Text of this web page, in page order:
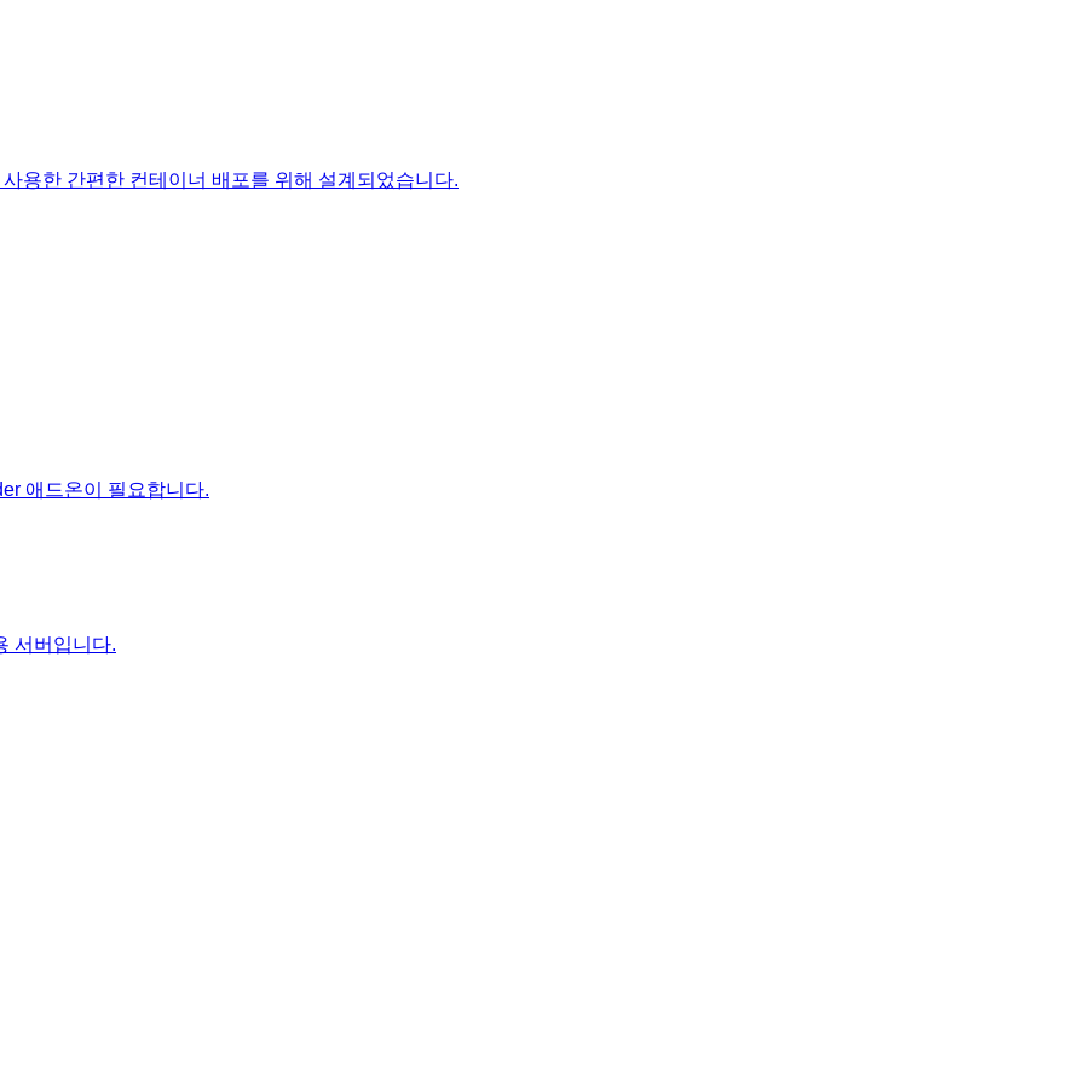
용한 간편한 컨테이너 배포를 위해 설계되었습니다.
애드온이 필요합니다.
서버입니다.